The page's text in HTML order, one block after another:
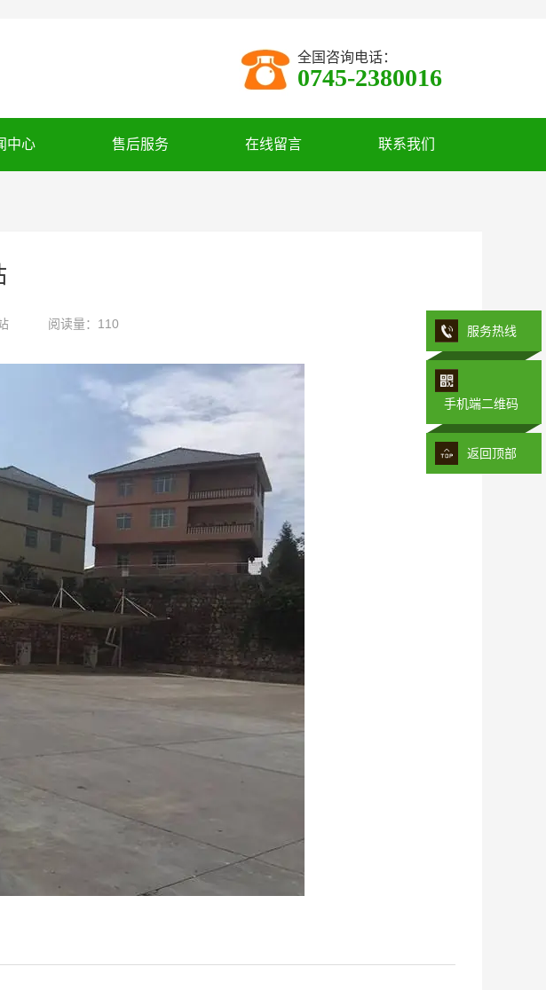
中心 售后服务 在线留言 联系我们
全国咨询电话：
0745-2380016
阅读量：110 服务热线
手机端二维码
返回顶部